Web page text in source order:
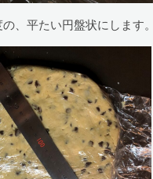
、平たい円盤状にします。